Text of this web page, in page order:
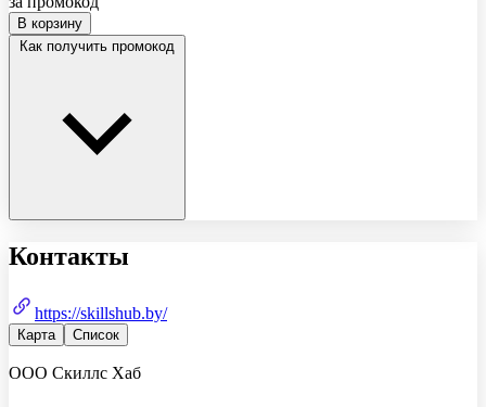
В корзину
Как получить промокод
Контакты
https://skillshub.by/
Карта Список
ООО Скиллс Хаб